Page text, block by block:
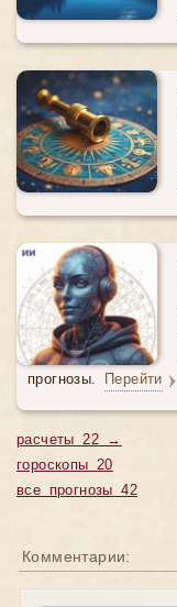
прогнозы. Перейти
расчеты 22 →
гороскопы 20
все прогнозы 42
Комментарии: